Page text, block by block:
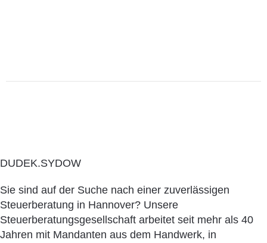
DUDEK.SYDOW
Sie sind auf der Suche nach einer zuverlässigen
Steuerberatung in Hannover? Unsere
Steuerberatungsgesellschaft arbeitet seit mehr als 40
Jahren mit Mandanten aus dem Handwerk, in